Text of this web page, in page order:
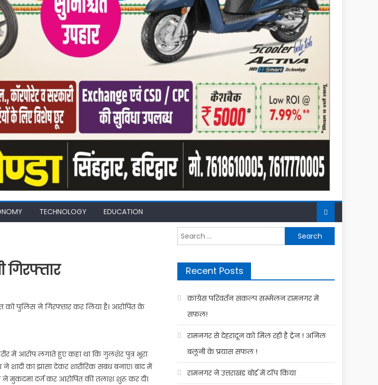
TECHNOLOGY EDUCATION
गिरफ्तार
को पुलिस ने गिरफ्तार कर लिया है। आरोपित के
में आरोप लगाते हुए कहा था कि गुलशेर पुत्र भूरा
शादी का झांसा देकर शारीरिक सबंध बनाए। बाद में
ने मुकदमा दर्ज कर आरोपित की तलाश शुरू कर दी।
Search
for:
Recent Posts
कांग्रेस परिवर्तन संकल्प सम्मेलन रामनगर में
सफल!
रामनगर से देहरादून को मिल रही है ट्रेन ! अनिल
बलूनी के प्रयास सफल !
रामनगर ने उत्तराखंड बोर्ड में टॉप किया